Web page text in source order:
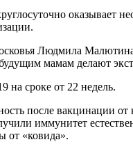
Людмила
мамам делают
на сроке от 22 недель.
после вакцинации
иммунитет
от «ковида».